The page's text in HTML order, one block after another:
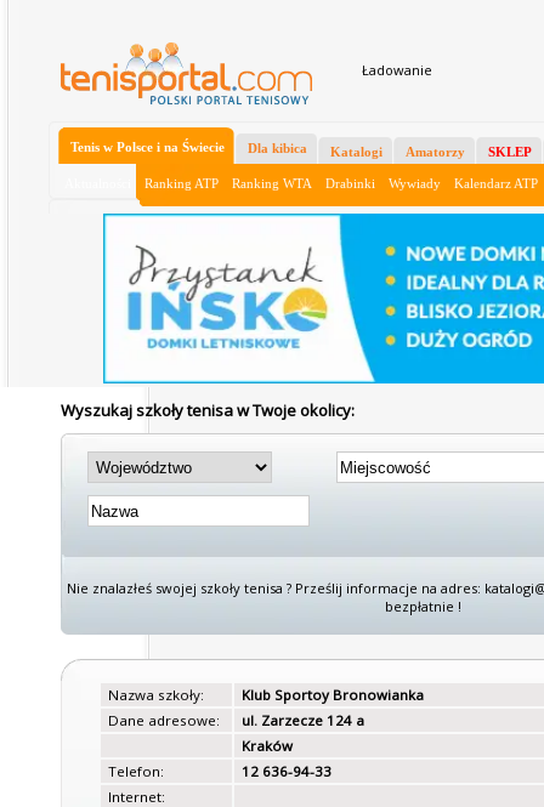
Ładowanie
Tenis w Polsce i na Świecie
Ranking ATP Ranking WTA Drabinki Wywiady Kalendarz ATP
Dla kibica Katalogi Amatorzy SKLEP
Wyszukaj szkoły tenisa w Twoje okolicy:
Nie znalazłeś swojej szkoły tenisa ? Prześlij informacje na adres:
bezpłatnie !
Nazwa szkoły:
Klub Sportoy Bronowianka
Dane adresowe:
ul. Zarzecze 124 a
Kraków
Telefon:
12 636-94-33
Internet: